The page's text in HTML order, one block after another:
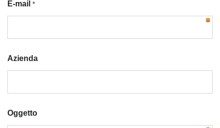
E-mail *
Azienda
Oggetto